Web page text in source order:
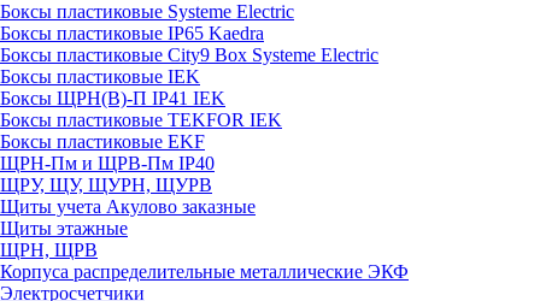
Боксы пластиковые Systeme Electric
Боксы пластиковые IP65 Kaedra
Боксы пластиковые City9 Box Systeme Electric
Боксы пластиковые IEK
Боксы ЩРН(В)-П IP41 IEK
Боксы пластиковые TEKFOR IEK
Боксы пластиковые EKF
ЩРН-Пм и ЩРВ-Пм IP40
ЩРУ, ЩУ, ЩУРН, ЩУРВ
Щиты учета Акулово заказные
Щиты этажные
ЩРН, ЩРВ
Корпуса распределительные металлические ЭКФ
Электросчетчики